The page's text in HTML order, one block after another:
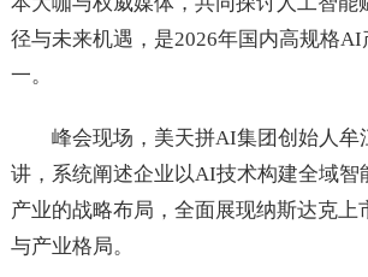
径与未来机遇，是2026年国内高规格AI
一。
峰会现场，美天拼AI集团创始人牟
讲，系统阐述企业以AI技术构建全域智
产业的战略布局，全面展现纳斯达克上
与产业格局。